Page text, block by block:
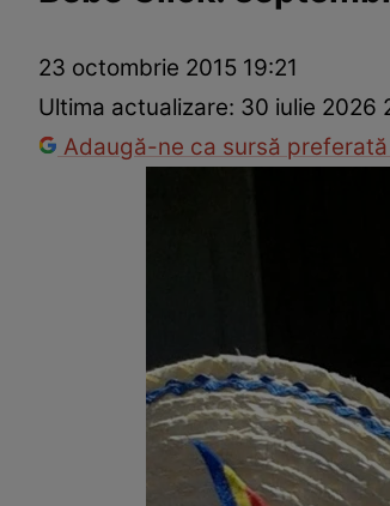
Îngrijire personalăCasă și grădină
23 octombrie 2015 19:21
Ultima actualizare: 30 iulie 2026
Adaugă-ne ca sursă preferată